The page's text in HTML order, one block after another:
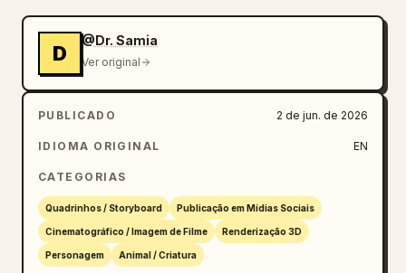
D
@Dr. Samia
Ver original
PUBLICADO 2 de jun. de 2026
IDIOMA ORIGINAL EN
CATEGORIAS
Quadrinhos / Storyboard Publicação em Mídias Sociais
Cinematográfico / Imagem de Filme Renderização 3D
Personagem Animal / Criatura